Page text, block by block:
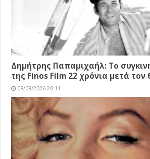
Δημήτρης Παπαμιχαήλ: Το
της Finos Film 22 χρόνια μετά τον
08/08/2026 20:11